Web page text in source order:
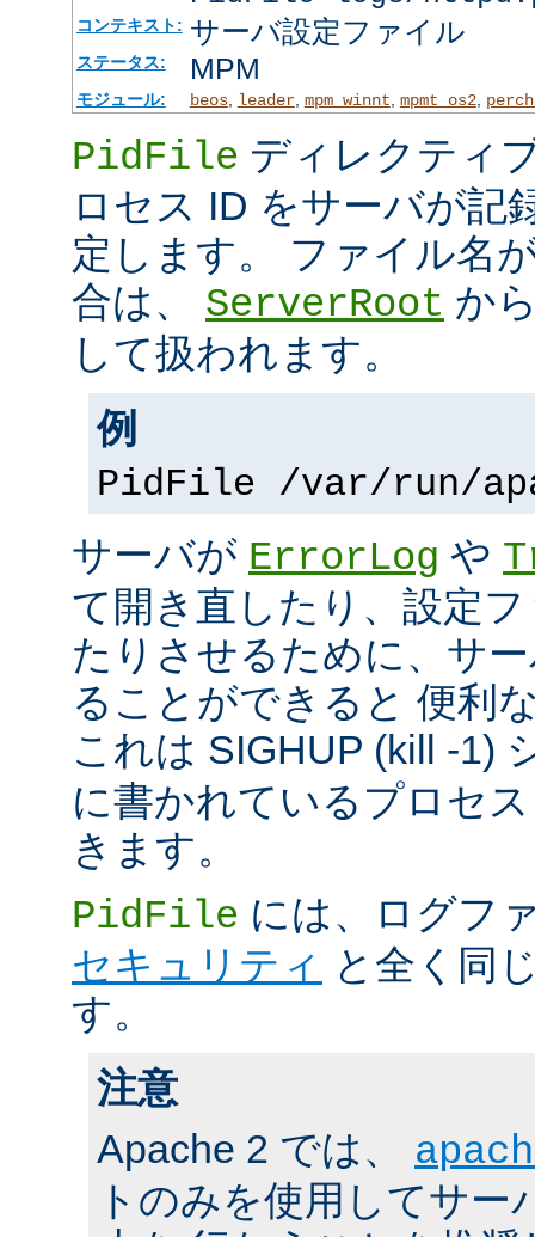
コンテキスト: サーバ設定ファイル
ステータス: MPM
モジュール: beos, leader, mpm_winnt mpmt_os2,
PidFile ディレクティ
ロセス ID をサーバが記
定します。 ファイル名
合は、 ServerRoot か
して扱われます。
例
PidFile /var/run/
サーバが ErrorLog や
て開き直したり、設定
たりさせるために、サ
ることができると 便利
これは SIGHUP (kill -1)
に書かれているプロセ
きます。
PidFile には、ログフ
セキュリティ と全く同
す。
注意
Apache 2 では、
トのみを使用してサー